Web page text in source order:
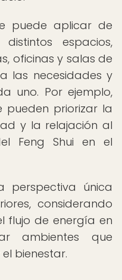
puede aplicar de
espacios,
oficinas y salas de
las necesidades y
uno. Por ejemplo,
pueden priorizar la
y la relajación al
Feng Shui en el
perspectiva única
considerando
flujo de energía en
ambientes que
bienestar.